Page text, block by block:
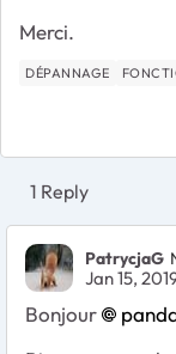
Merci.
DÉPANNAGE
1 Reply
PatrycjaG
Jan 15,
Bonjour